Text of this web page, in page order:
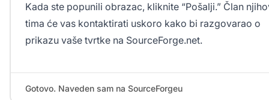
Kada ste popunili obrazac, kliknite “Pošalji.” Član
tima će vas kontaktirati uskoro kako bi razgovarao o
prikazu vaše tvrtke na SourceForge.net.
Gotovo. Naveden sam na SourceForgeu